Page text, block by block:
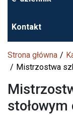
Kontakt
Strona główna
Mistrzostwa
stołowym